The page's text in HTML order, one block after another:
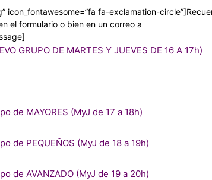
icon_fontawesome=”fa fa-exclamation-
el formulario o bien en un correo a
GRUPO DE MARTES Y JUEVES DE 16 A 17h)
de MAYORES (MyJ de 17 a 18h)
de PEQUEÑOS (MyJ de 18 a 19h)
de AVANZADO (MyJ de 19 a 20h)